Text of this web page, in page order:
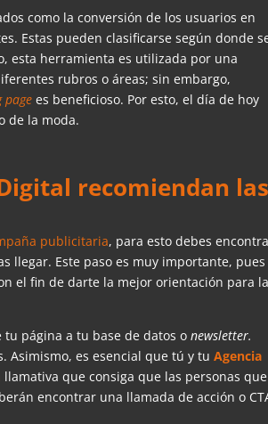
como la conversión de los usuarios en
Estas pueden clasificarse según donde
esta herramienta es utilizada por una
rubros o áreas; sin embargo,
page es beneficioso. Por esto, el día de hoy
de la moda.
recomiendan las
publicitaria, para esto debes
llegar. Este paso es muy importante, pues
el fin de darte la mejor orientación para la
tu página a tu base de datos onewsletter.
Asimismo, es esencial que tú y tuAgencia
llamativa que consiga que las personas que
encontrar una llamada de acción o